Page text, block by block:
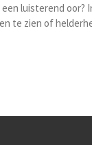
luisterend
te zien of